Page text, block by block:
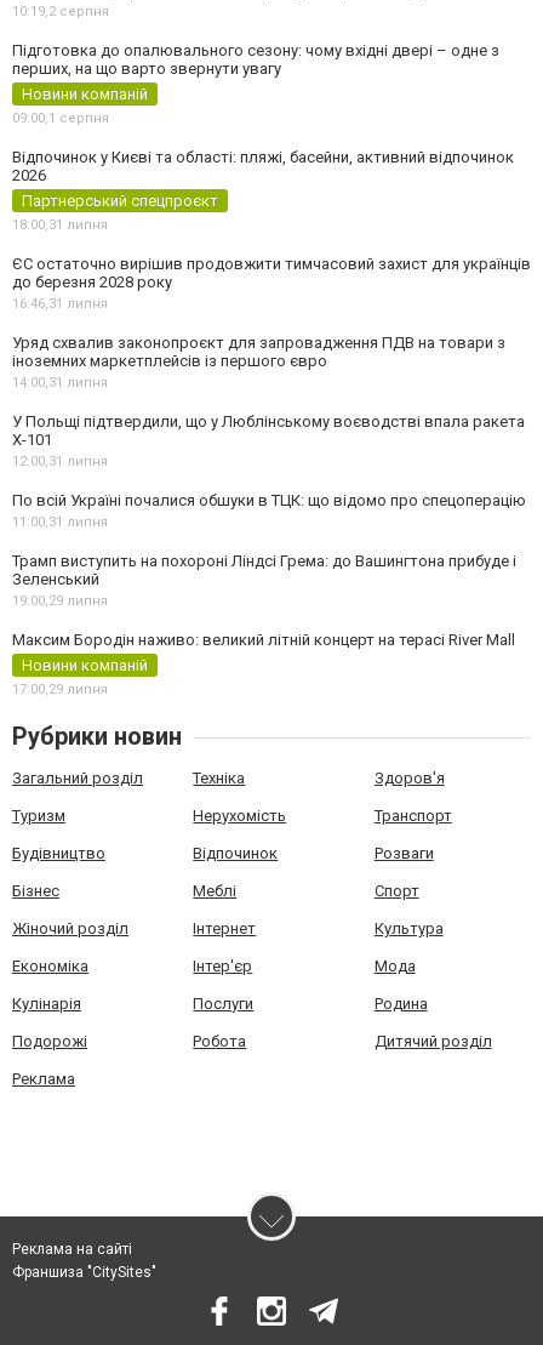
10:19,2 серпня
Підготовка до опалювального сезону: чому вхідні двері – одне з
перших, на що варто звернути увагу
Новини компаній
09:00,1 серпня
Відпочинок у Києві та області: пляжі, басейни, активний відпочинок
2026
Партнерський спецпроєкт
18:00,31 липня
ЄС остаточно вирішив продовжити тимчасовий захист для українців
до березня 2028 року
16:46,31 липня
Уряд схвалив законопроєкт для запровадження ПДВ на товари з
іноземних маркетплейсів із першого євро
14:00,31 липня
У Польщі підтвердили, що у Люблінському воєводстві впала ракета
Х-101
12:00,31 липня
По всій Україні почалися обшуки в ТЦК: що відомо про спецоперацію
11:00,31 липня
Трамп виступить на похороні Ліндсі Грема: до Вашингтона прибуде і
Зеленський
19:00,29 липня
Максим Бородін наживо: великий літній концерт на терасі River Mall
Новини компаній
17:00,29 липня
Рубрики новин
Загальний розділ Техніка Здоров'я
Туризм Нерухомість Транспорт
Будівництво Відпочинок Розваги
Бізнес Меблі Спорт
Жіночий розділ Інтернет Культура
Економіка Інтер'єр Мода
Кулінарія Послуги Родина
Подорожі Робота Дитячий розділ
Реклама
Реклама на сайті
Франшиза "CitySites"